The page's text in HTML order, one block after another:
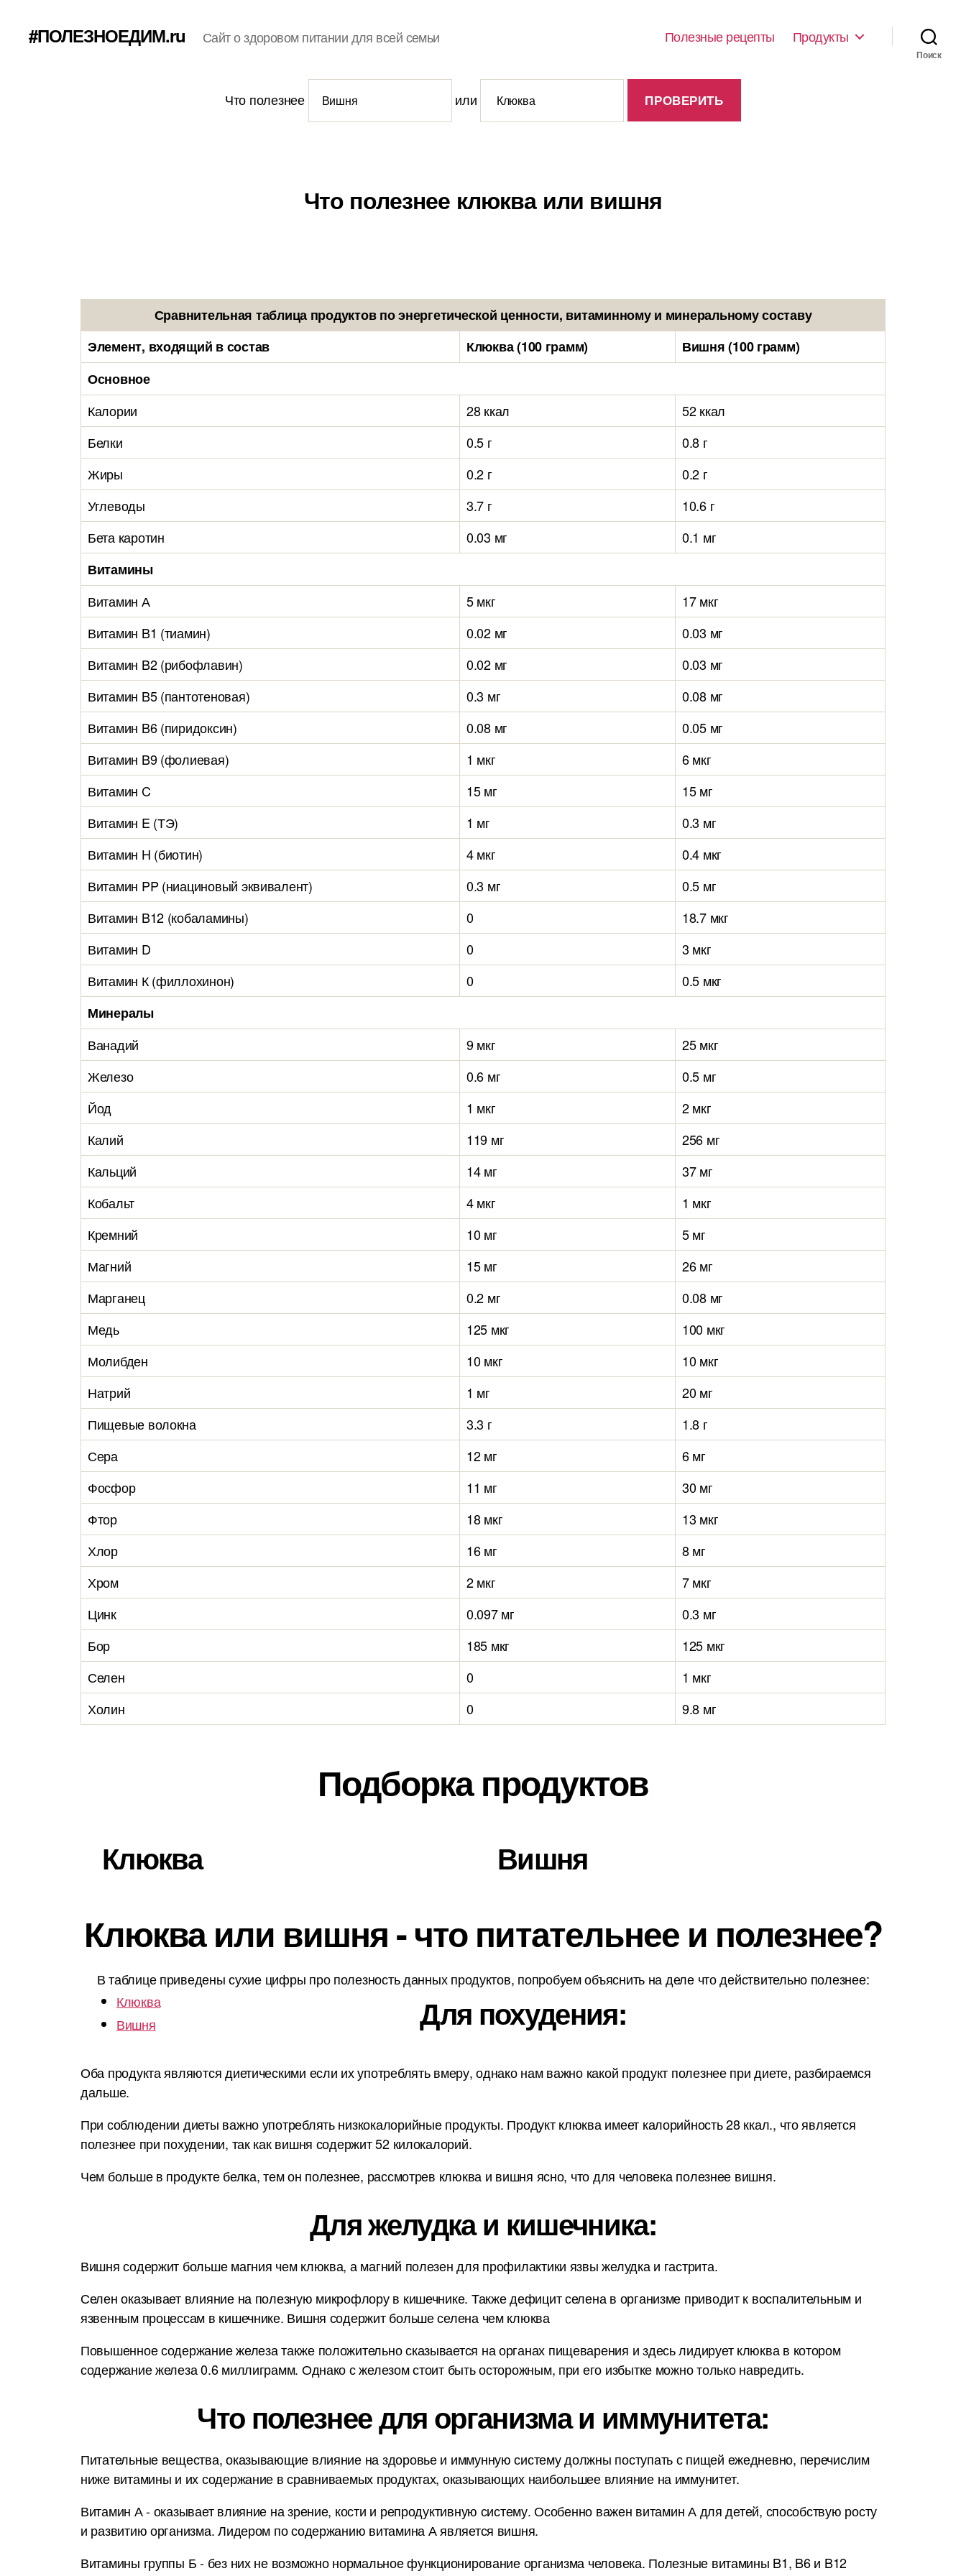
#ПОЛЕЗНОЕДИМ.ru Сайт о здоровом питании для всей семьи Полезные рецепты Продукты
Поиск
Что полезнее или
Что полезнее клюква или вишня
Сравнительная таблица продуктов по энергетической ценности, витаминному и минеральному составу
Элемент, входящий в состав
Клюква (100 грамм)
Вишня (100 грамм)
Основное
Калории
28 ккал
52 ккал
Белки
0.5 г
0.8 г
Жиры
0.2 г
0.2 г
Углеводы
3.7 г
10.6 г
Бета каротин
0.03 мг
0.1 мг
Витамины
Витамин А
5 мкг
17 мкг
Витамин B1 (тиамин)
0.02 мг
0.03 мг
Витамин B2 (рибофлавин)
0.02 мг
0.03 мг
Витамин B5 (пантотеновая)
0.3 мг
0.08 мг
Витамин B6 (пиридоксин)
0.08 мг
0.05 мг
Витамин B9 (фолиевая)
1 мкг
6 мкг
Витамин C
15 мг
15 мг
Витамин E (ТЭ)
1 мг
0.3 мг
Витамин H (биотин)
4 мкг
0.4 мкг
Витамин PP (ниациновый эквивалент)
0.3 мг
0.5 мг
Витамин B12 (кобаламины)
0
18.7 мкг
Витамин D
0
3 мкг
Витамин К (филлохинон)
0
0.5 мкг
Минералы
Ванадий
9 мкг
25 мкг
Железо
0.6 мг
0.5 мг
Йод
1 мкг
2 мкг
Калий
119 мг
256 мг
Кальций
14 мг
37 мг
Кобальт
4 мкг
1 мкг
Кремний
10 мг
5 мг
Магний
15 мг
26 мг
Марганец
0.2 мг
0.08 мг
Медь
125 мкг
100 мкг
Молибден
10 мкг
10 мкг
Натрий
1 мг
20 мг
Пищевые волокна
3.3 г
1.8 г
Сера
12 мг
6 мг
Фосфор
11 мг
30 мг
Фтор
18 мкг
13 мкг
Хлор
16 мг
8 мг
Хром
2 мкг
7 мкг
Цинк
0.097 мг
0.3 мг
Бор
185 мкг
125 мкг
Селен
0
1 мкг
Холин
0 9.8 мг
Подборка продуктов
Клюква Вишня
Клюква или вишня - что питательнее и полезнее?
В таблице приведены сухие цифры про полезность данных продуктов, попробуем объяснить на деле что действительно полезнее:
Клюква
Вишня
Для похудения:
Оба продукта являются диетическими если их употреблять вмеру, однако нам важно какой продукт полезнее при диете, разбираемся
дальше.
При соблюдении диеты важно употреблять низкокалорийные продукты. Продукт клюква имеет калорийность 28 ккал., что является
полезнее при похудении, так как вишня содержит 52 килокалорий.
Чем больше в продукте белка, тем он полезнее, рассмотрев клюква и вишня ясно, что для человека полезнее вишня.
Для желудка и кишечника:
Вишня содержит больше магния чем клюква, а магний полезен для профилактики язвы желудка и гастрита.
Селен оказывает влияние на полезную микрофлору в кишечнике. Также дефицит селена в организме приводит к воспалительным и
язвенным процессам в кишечнике. Вишня содержит больше селена чем клюква
Повышенное содержание железа также положительно сказывается на органах пищеварения и здесь лидирует клюква в котором
содержание железа 0.6 миллиграмм. Однако с железом стоит быть осторожным, при его избытке можно только навредить.
Что полезнее для организма и иммунитета:
Питательные вещества, оказывающие влияние на здоровье и иммунную систему должны поступать с пищей ежедневно, перечислим
ниже витамины и их содержание в сравниваемых продуктах, оказывающих наибольшее влияние на иммунитет.
Витамин А - оказывает влияние на зрение, кости и репродуктивную систему. Особенно важен витамин А для детей, способствую росту
и развитию организма. Лидером по содержанию витамина А является вишня.
Витамины группы Б - без них не возможно нормальное функционирование организма человека. Полезные витамины B1, B6 и B12